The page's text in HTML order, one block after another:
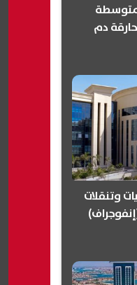
دم
وتنقلات